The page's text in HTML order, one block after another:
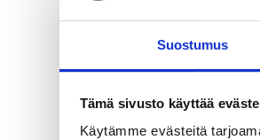
Suostumus
Tämä sivusto käyttää
Käytämme evästeitä
Asemapäällikkö
työpaikastaan
Noin puoli tuntia
5-vuotiaille ja